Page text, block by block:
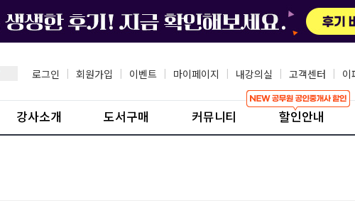
로그인 | 회원가입 | 이벤트 | 마이페이지 | 내강의실 | 고객센터 | 이
강사소개 도서구매 커뮤니티 할인안내